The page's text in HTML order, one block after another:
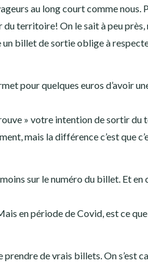
au long court comme nous.
territoire! On le sait à peu près,
un billet de sortie oblige à
pour quelques euros d’avoir
» votre intention de sortir du
mais la différence c’est que
sur le numéro du billet. Et en
en période de Covid, est ce
prendre de vrais billets. On s’est